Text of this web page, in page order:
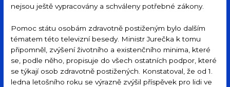
nejsou ještě vypracovány a schváleny potřebné zákony.
Pomoc státu osobám zdravotně postiženým bylo dalším
tématem této televizní besedy. Ministr Jurečka k tomu
připomněl, zvýšení životního a existenčního minima, které
se, podle něho, propisuje do všech ostatních podpor, které
se týkají osob zdravotně postižených. Konstatoval, že od 1.
ledna letošního roku se výrazně zvýšil příspěvek pro lidi ve